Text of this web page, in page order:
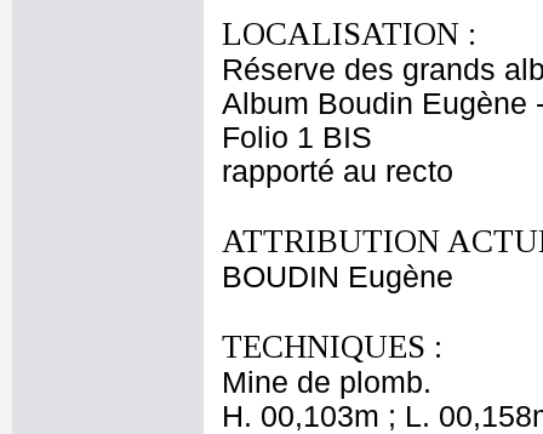
LOCALISATION :
Réserve des grands
Album Boudin Eugène
Folio 1 BIS
rapporté au recto
ATTRIBUTION
BOUDIN Eugène
TECHNIQUES :
Mine de plomb.
H. 00,103m ; L.